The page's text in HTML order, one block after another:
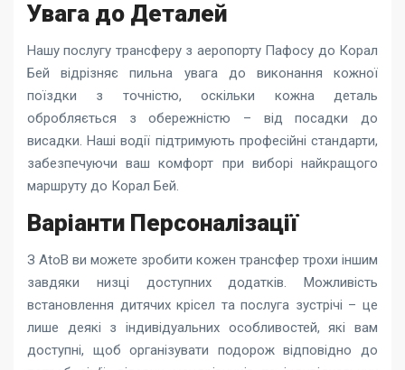
Увага до Деталей
Нашу послугу трансферу з аеропорту Пафосу до Корал
Бей відрізняє пильна увага до виконання кожної
поїздки з точністю, оскільки кожна деталь
обробляється з обережністю – від посадки до
висадки. Наші водії підтримують професійні стандарти,
забезпечуючи ваш комфорт при виборі найкращого
маршруту до Корал Бей.
Варіанти Персоналізації
З AtoB ви можете зробити кожен трансфер трохи іншим
завдяки низці доступних додатків. Можливість
встановлення дитячих крісел та послуга зустрічі – це
лише деякі з індивідуальних особливостей, які вам
доступні, щоб організувати подорож відповідно до